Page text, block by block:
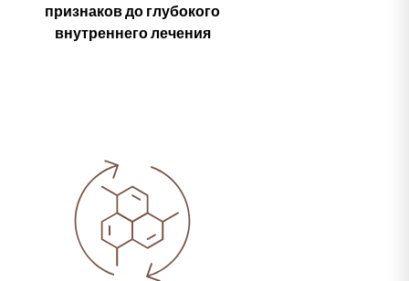
признаков до глубокого
внутреннего лечения